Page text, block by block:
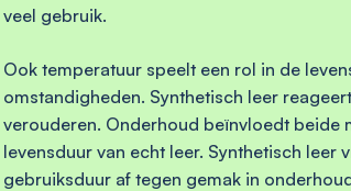
veel gebruik.
Ook temperatuur speelt een rol in de
omstandigheden. Synthetisch leer
verouderen. Onderhoud beïnvloedt beide
levensduur van echt leer. Synthetisch
gebruiksduur af tegen gemak in